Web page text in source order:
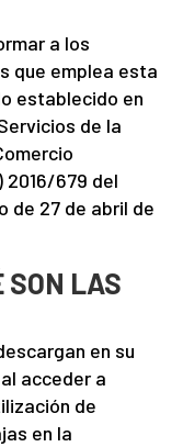
a los
que emplea esta
establecido en
de la
2016/679 del
de 27 de abril de
SON LAS
en su
acceder a
de
en la